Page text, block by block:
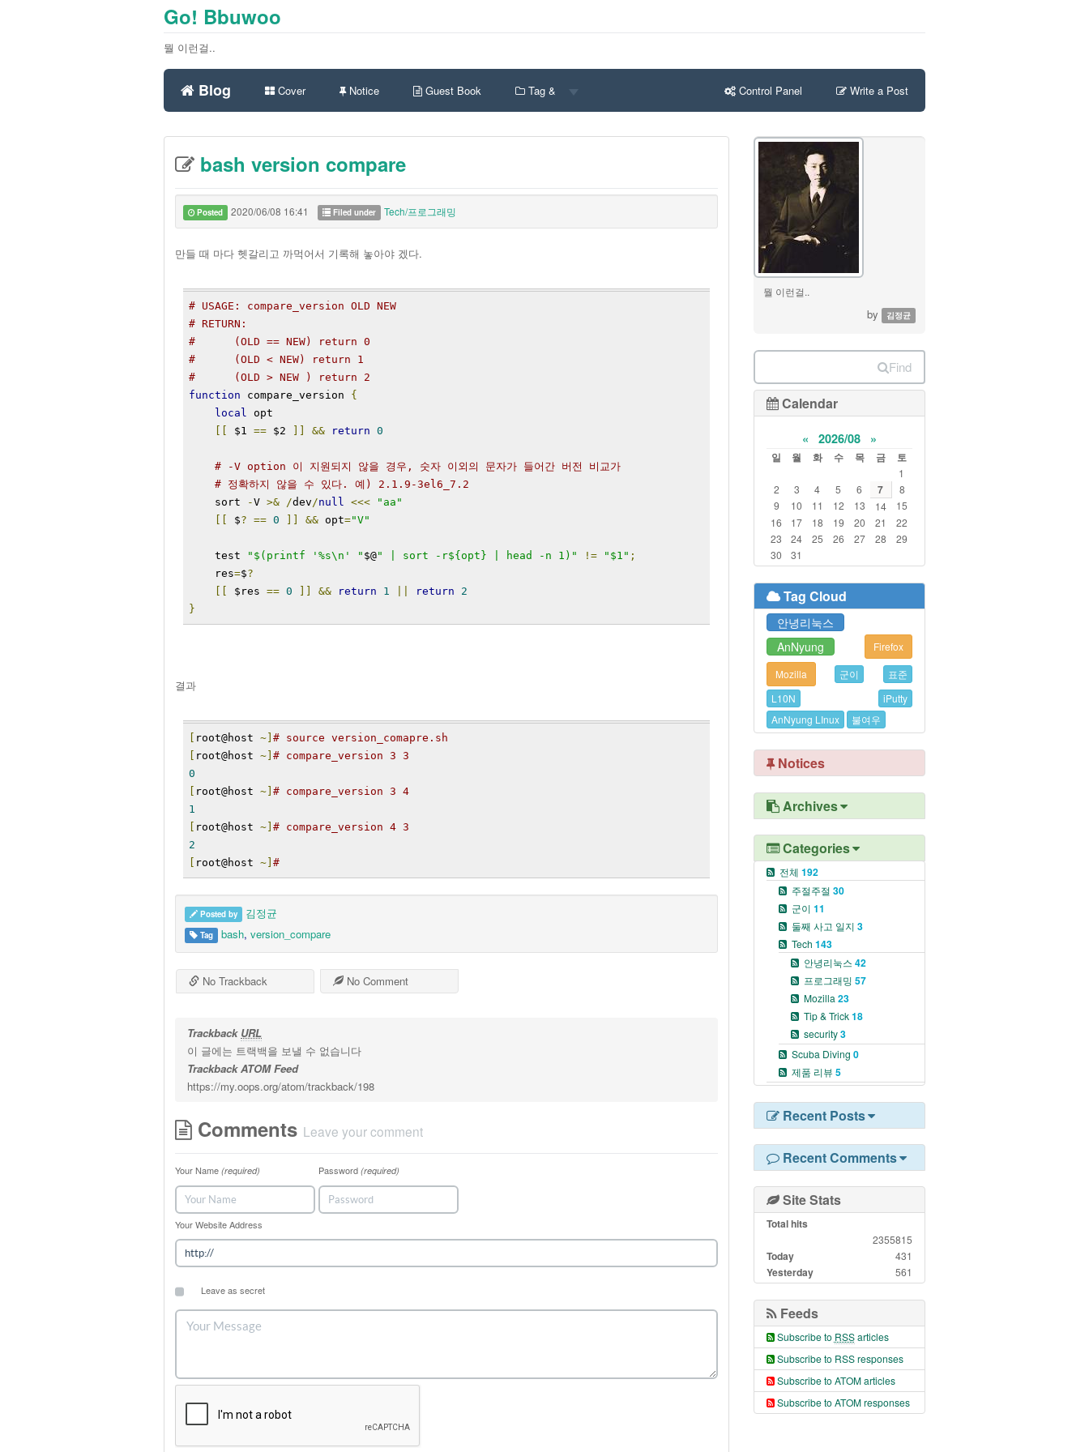
Go! Bbuwoo
뭘 이런걸..
Blog Cover Notice Guest Book Tag & Control Panel Write a Post
bash version compare
Posted 2020/06/08 16:41 Filed under Tech/프로그래밍
만들 때 마다 헷갈리고 까먹어서 기록해 놓아야 겠다.
# USAGE: compare_version OLD NEW
# RETURN:
#      (OLD == NEW) return 0
#      (OLD < NEW) return 1
#      (OLD > NEW ) return 2
function compare_version {
local opt
$1 == $2 && return 0
# -V option 이 지원되지 않을 경우, 숫자 이외의 문자가 들어간 버전 비교가
# 정확하지 않을 수 있다. 예) 2.1.9-3el6_7.2
sort
-V >& /dev/null <<<
"aa"
$? == 0 && opt="V"
test "$(printf '%s\n' " $@" | sort -r${opt} | head -n 1)" != "$1" ;
res=$?
$res == 0 && return 1 return
2
}
결과
root@host ~] # source version_comapre.sh
root@host ~] # compare_version 3 3
0
root@host ~] # compare_version 3 4
1
root@host ~] # compare_version 4 3
2
root@host ~] #
Posted by 김정균
Tag bash, version_compare
No Trackback No Comment
Trackback URL
이 글에는 트랙백을 보낼 수 없습니다
Trackback ATOM Feed
https://my.oops.org/atom/trackback/198
Comments Leave your comment
Your Name (required) Password (required)
Your Website Address
Leave as secret
뭘 이런걸..
by 김정균
Find
Calendar
« 2026/08 »
일 월 화 수 목 금 토
1
2
3 4 5 6 7
8
9
10 11 12 13 14
15
16
17 18 19 20 21
22
23
24 25 26 27 28
29
30
31
Tag Cloud
안녕리눅스
AnNyung
Firefox
Mozilla
군이
표준
L10N
iPutty
AnNyung LInux
불여우
Notices
Archives
Categories
전체 192
주절주절 30
군이 11
둘째 사고 일지 3
Tech 143
안녕리눅스 42
프로그래밍 57
Mozilla 23
Tip & Trick18
security3
Scuba Diving 0
제품 리뷰 5
Recent Posts
Recent Comments
Site Stats
Total hits
2355815
Today 431
Yesterday 561
Feeds
Subscribe to RSSarticles
Subscribe to RSS responses
Subscribe to ATOM articles
Subscribe to ATOM responses